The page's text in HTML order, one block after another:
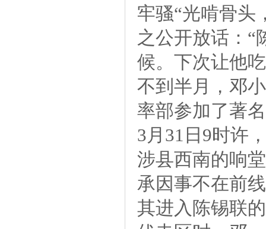
牢骚“光啃骨头
之公开放话：“
候。下次让他
不到半月，邓
率部参加了著
3月31日9时许
涉县西南的响
承因事不在前
其进入陈锡联